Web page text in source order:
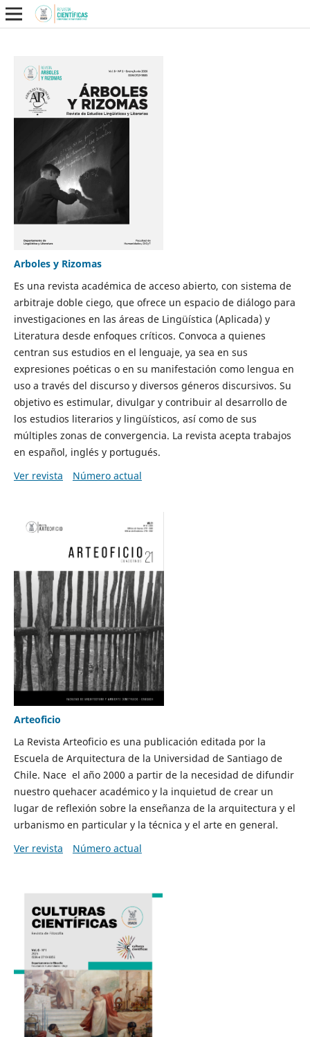
Arboles y Rizomas
Es una revista académica de acceso abierto, con sistema de
arbitraje doble ciego, que ofrece un espacio de diálogo para
investigaciones en las áreas de Lingüística (Aplicada) y
Literatura desde enfoques críticos. Convoca a quienes
centran sus estudios en el lenguaje, ya sea en sus
expresiones poéticas o en su manifestación como lengua en
uso a través del discurso y diversos géneros discursivos. Su
objetivo es estimular, divulgar y contribuir al desarrollo de
los estudios literarios y lingüísticos, así como de sus
múltiples zonas de convergencia. La revista acepta trabajos
en español, inglés y portugués.
Ver revista
Número actual
Arteoficio
La Revista Arteoficio es una publicación editada por la
Escuela de Arquitectura de la Universidad de Santiago de
Chile. Nace el año 2000 a partir de la necesidad de difundir
nuestro quehacer académico y la inquietud de crear un
lugar de reflexión sobre la enseñanza de la arquitectura y el
urbanismo en particular y la técnica y el arte en general.
Ver revista
Número actual